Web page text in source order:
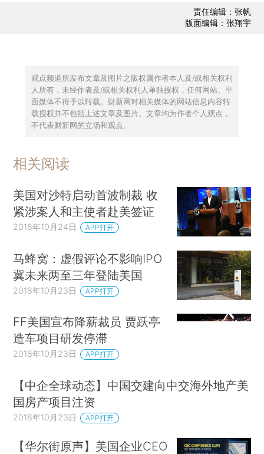
这个委员会听上去好像是一个典型的外行领导
能力的专业性。
对于每一个候选人，委员会收到如下的资料：
个人简历，关于教学、科研、服务成就的陈述；系
见。另外，对每个候选人，院长都会任命一个特别
组成，负责深度调查候选人的教学、研究及服务三
个方面的贡献，重点当然在科学研究。特别委员会
的总结报告以及特别委员会所搜集的专家意见和相
关材料等也会送到长聘与晋升委员会。
每个候选人的资料都是一大堆。委员会成员在
开会之前必须阅读所有相关材料。但也有所侧重，
每个候选人有委员会分配的第一、第二评审员，讨
论时首先由他们做详细介绍。
对于很强的和很弱的候选人，决定比较容易。
分的讨论以后，最后无记名投票。投票结果呈报院
长。院长收到委员会的决定以后有两个选择：同意
或否决。但否决有个条件，院长必须提供详细的书
面报告，解释为何否决委员会的决定。院长的报告
责任编辑：张帆
版面编辑：张翔宇
观点频道所发布文章及图片之版权属作者本人及/或相关权利
人所有，未经作者及/或相关权利人单独授权，任何网站、平
面媒体不得予以转载。财新网对相关媒体的网站信息内容转
载授权并不包括上述文章及图片。文章均为作者个人观点，
不代表财新网的立场和观点。
相关阅读
美国对沙特启动首波制裁 收
紧涉案人和主使者赴美签证
2018年10月24日 APP打开
马蜂窝：虚假评论不影响IPO
冀未来两至三年登陆美国
2018年10月23日 APP打开
FF美国宣布降薪裁员 贾跃亭
造车项目研发停滞
2018年10月23日 APP打开
【中企全球动态】中国交建向中交海外地产美
国房产项目注资
2018年10月23日 APP打开
【华尔街原声】美国企业CEO